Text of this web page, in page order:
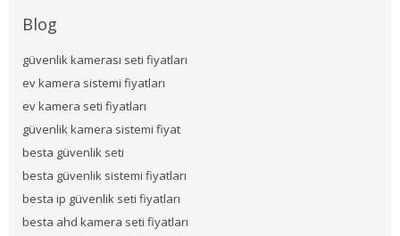
Blog
güvenlik kamerası seti fiyatları
ev kamera sistemi fiyatları
ev kamera seti fiyatları
güvenlik kamera sistemi fiyat
besta güvenlik seti
besta güvenlik sistemi fiyatları
besta ip güvenlik seti fiyatları
besta ahd kamera seti fiyatları